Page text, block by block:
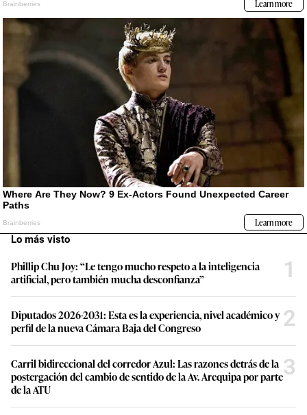
Lo más visto
Phillip Chu Joy: “Le tengo mucho respeto a la inteligencia
artificial, pero también mucha desconfianza”
1
Diputados 2026-2031: Esta es la experiencia, nivel académico y
perfil de la nueva Cámara Baja del Congreso
2
Carril bidireccional del corredor Azul: Las razones detrás de la
postergación del cambio de sentido de la Av. Arequipa por parte
de la ATU
3